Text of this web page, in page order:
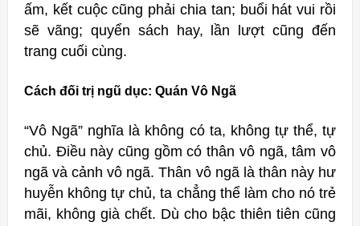
ấm, kết cuộc cũng phải chia tan; buổi hát vui rồi
sẽ vãng; quyển sách hay, lần lượt cũng đến
trang cuối cùng.
Cách đối trị ngũ dục: Quán Vô Ngã
“Vô Ngã” nghĩa là không có ta, không tự thể, tự
chủ. Điều này cũng gồm có thân vô ngã, tâm vô
ngã và cảnh vô ngã. Thân vô ngã là thân này hư
huyễn không tự chủ, ta chẳng thể làm cho nó trẻ
mãi, không già chết. Dù cho bậc thiên tiên cũng